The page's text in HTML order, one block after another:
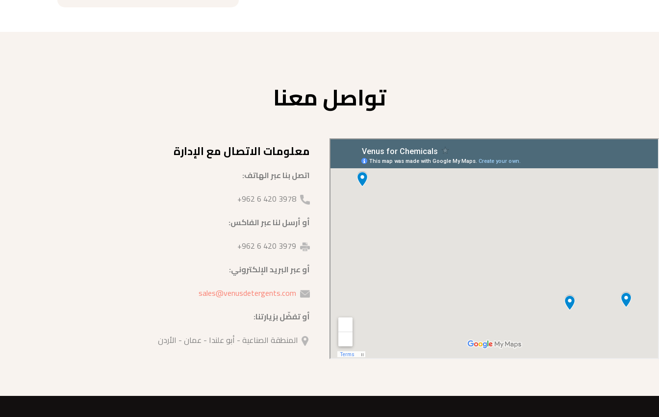
تواصل معنا
معلومات الاتصال مع الإدارة
اتصل بنا عبر الهاتف:
أو أرسل لنا عبر الفاكس:
أو عبر البريد الإلكتروني:
sales@venusdetergents.com
أو تفضّل بزيارتنا:
المنطقة الصناعية - أبو علندا - عمان - الأردن